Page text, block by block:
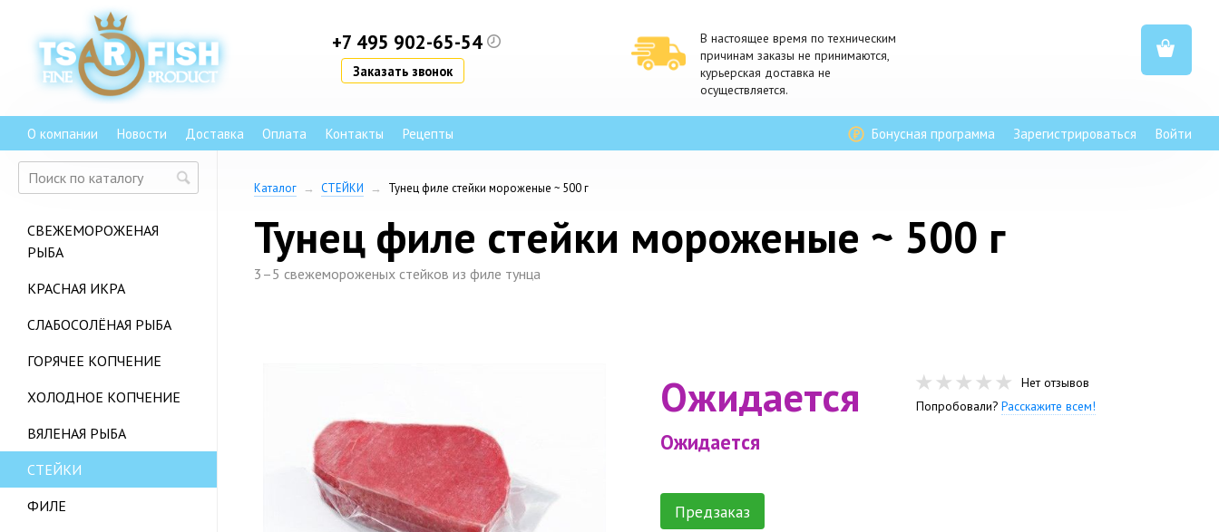
+7 495 902-65-54
Заказать звонок
В настоящее время по техническим
причинам заказы не принимаются,
курьерская доставка не
осуществляется.
О компании Новости Доставка Оплата Контакты Рецепты Войти
Зарегистрироваться
Бонусная программа
СВЕЖЕМОРОЖЕНАЯ
РЫБА
КРАСНАЯ ИКРА
СЛАБОСОЛЁНАЯ РЫБА
ГОРЯЧЕЕ КОПЧЕНИЕ
ХОЛОДНОЕ КОПЧЕНИЕ
ВЯЛЕНАЯ РЫБА
СТЕЙКИ
ФИЛЕ
Каталог → СТЕЙКИ → Тунец филе стейки мороженые ~ 500 г
Тунец филе стейки мороженые ~ 500 г
3–5 свежемороженых стейков из филе тунца
Ожидается
Ожидается
Нет отзывов
Попробовали?Расскажите всем!
Предзаказ